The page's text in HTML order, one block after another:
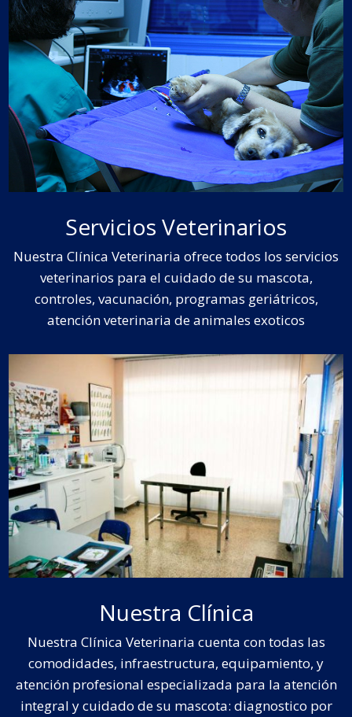
Servicios Veterinarios
Nuestra Clínica Veterinaria ofrece todos los servicios
veterinarios para el cuidado de su mascota,
controles, vacunación, programas geriátricos,
atención veterinaria de animales exoticos
Nuestra Clínica
Nuestra Clínica Veterinaria cuenta con todas las
comodidades, infraestructura, equipamiento, y
atención profesional especializada para la atención
integral y cuidado de su mascota: diagnostico por